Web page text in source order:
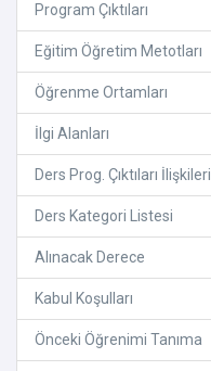
Program Çıktıları
Eğitim Öğretim Metotları
Öğrenme Ortamları
İlgi Alanları
Ders Prog. Çıktıları İlişkileri
Ders Kategori Listesi
Alınacak Derece
Kabul Koşulları
Önceki Öğrenimi Tanıma